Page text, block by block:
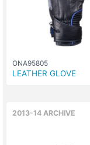
ONA95805
LEATHER GLOVE
2013-14 ARCHIVE